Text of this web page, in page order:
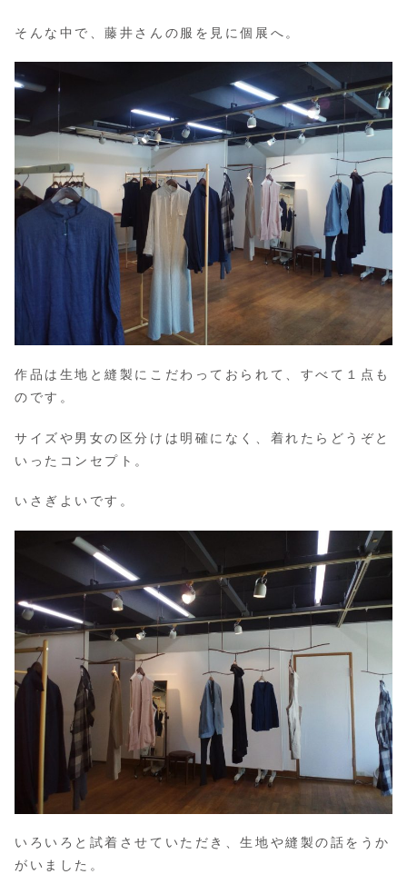
そんな中で、藤井さんの服を見に個展へ。
作品は生地と縫製にこだわっておられて、すべて１点も
のです。
サイズや男女の区分けは明確になく、着れたらどうぞと
いったコンセプト。
いさぎよいです。
いろいろと試着させていただき、生地や縫製の話をうか
がいました。